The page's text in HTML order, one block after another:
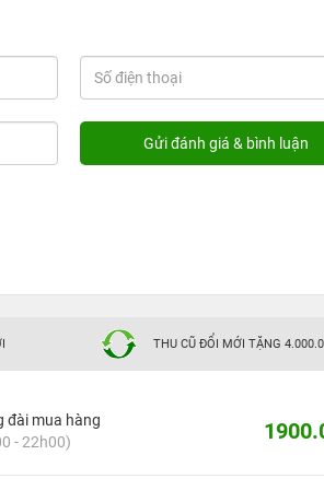
THU CŨ ĐỔI MỚI TẶNG
đài mua hàng
- 22h00)